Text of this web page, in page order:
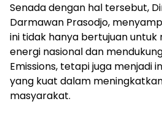
Senada dengan hal tersebut,
Darmawan Prasodjo,
ini tidak hanya bertujuan
energi nasional dan
Emissions, tetapi juga menjadi
yang kuat dalam
masyarakat.